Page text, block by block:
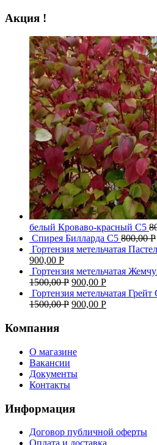
Акция !
белый Кроваво-красный С5
Спирея Билларда С5 800,00Р
Гортензия метельчатая
900,00 Р
Гортензия метельчатая
1500,00Р 900,00 Р
Гортензия метельчатая
1500,00Р 900,00 Р
Компания
О магазине
Вакансии
Документы
Контакты
Информация
Договор публичной оферты